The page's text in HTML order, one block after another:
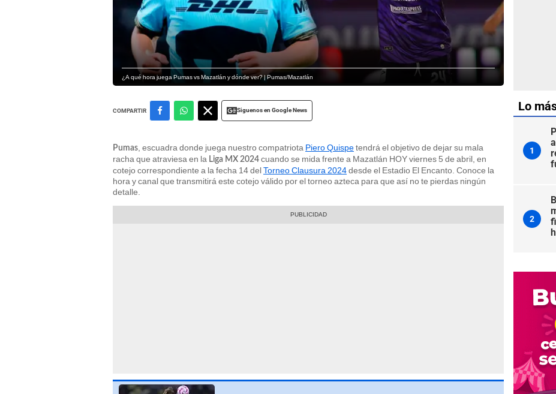
¿A qué hora juega Pumas vs Mazatlán y dónde ver? | Pumas/Mazatlán
COMPARTIR Siguenos en Google News
Pumas , escuadra donde juega nuestro compatriota Piero Quispetendrá el objetivo de dejar su mala
racha que atraviesa en la Liga MX 2024 cuando se mida frente a Mazatlán HOY viernes 5 de abril, en
cotejo correspondiente a la fecha 14 delTorneo Clausura 2024desde el Estadio El Encanto. Conoce la
hora y canal que transmitirá este cotejo válido por el torneo azteca para que así no te pierdas ningún
detalle.
Lo
1
2